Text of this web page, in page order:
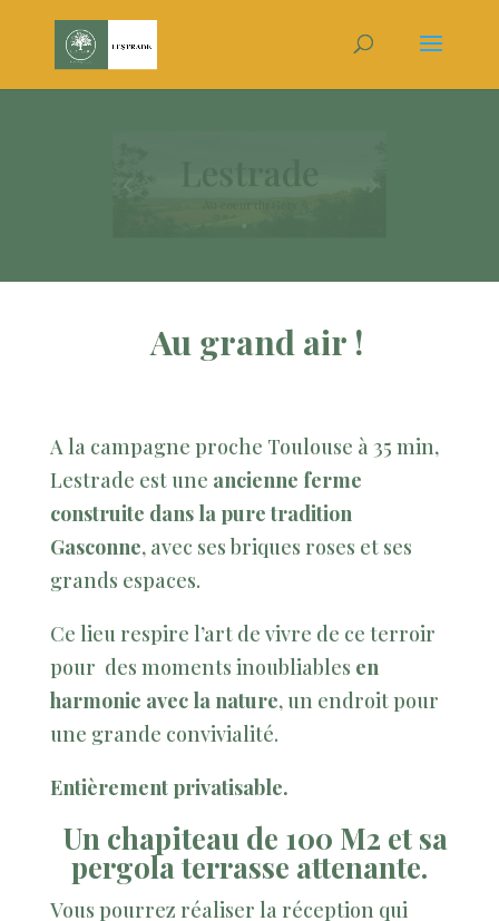
Lestrade
Au grand air !
A la campagne proche Toulouse à 35 min,
Lestrade est une ancienne ferme
construite dans la pure tradition
Gasconne, avec ses briques roses et ses
grands espaces.
Ce lieu respire l’art de vivre de ce terroir
pour des moments inoubliables en
harmonie avec la nature, un endroit pour
une grande convivialité.
Entièrement privatisable.
Un chapiteau de 100 M2 et sa
pergola terrasse attenante.
Vous pourrez réaliser la réception qui